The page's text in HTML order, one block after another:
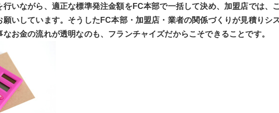
いながら、適正な標準発注金額をFC本部で一括して決め、加盟店では、
いしています。そうしたFC本部・加盟店・業者の関係づくりが見積りシ
お金の流れが透明なのも、フランチャイズだからこそできることです。